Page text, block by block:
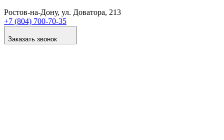
Ростов-на-Дону, ул. Доватора, 213
+7 (804) 700-70-35
Заказать звонок